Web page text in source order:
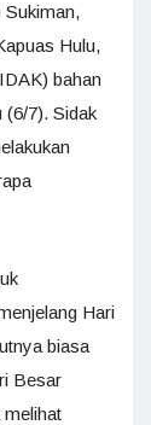
Hulu,
bahan
(6/7). Sidak
Hari
biasa
Besar
melihat